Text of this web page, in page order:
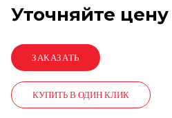
Уточняйте цену
КУПИТЬ В ОДИН КЛИК